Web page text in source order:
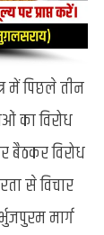
में पिछले तीन
का विरोध
बैठकर विरोध
से विचार
मार्ग